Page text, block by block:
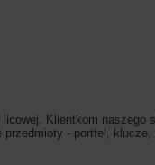
Klientkom
- portfel,